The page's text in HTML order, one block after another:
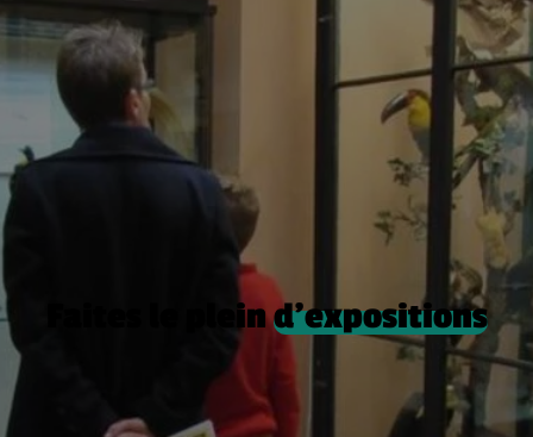
Faites le pleind’expositions